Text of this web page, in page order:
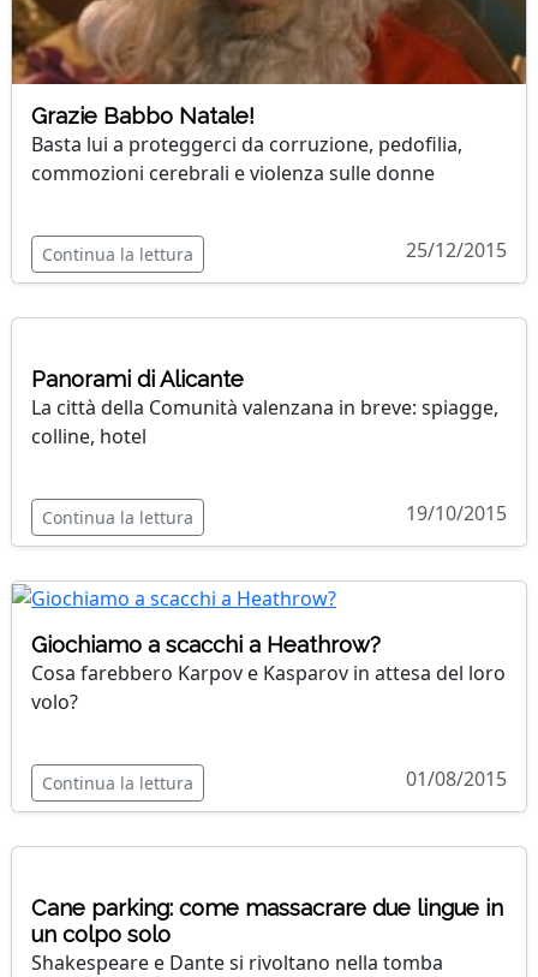
Grazie Babbo Natale!
Basta lui a proteggerci da corruzione, pedofilia,
commozioni cerebrali e violenza sulle donne
Continua la lettura 25/12/2015
Panorami di Alicante
La città della Comunità valenzana in breve: spiagge,
colline, hotel
Continua la lettura 19/10/2015
Giochiamo a scacchi a Heathrow?
Cosa farebbero Karpov e Kasparov in attesa del loro
volo?
Continua la lettura 01/08/2015
Cane parking: come massacrare due lingue in
un colpo solo
Shakespeare e Dante si rivoltano nella tomba